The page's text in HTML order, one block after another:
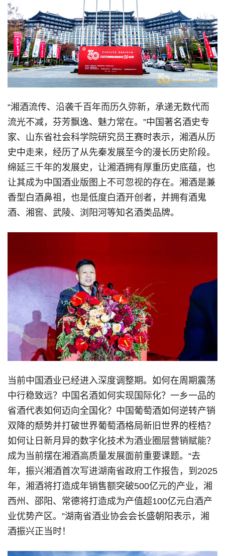
“湘酒流传、沿袭千百年而历久弥新，承递无数代而
流光不减，芬芳飘逸、魅力常在。”中国著名酒史专
家、山东省社会科学院研究员王赛时表示，湘酒从历
史中走来，经历了从先秦发展至今的漫长历史阶段。
绵延三千年的发展史，让湘酒拥有厚重历史底蕴，也
让其成为中国酒业版图上不可忽视的存在。湘酒是兼
香型白酒鼻祖，也是低度白酒开创者，并拥有酒鬼
酒、湘窖、武陵、浏阳河等知名酒类品牌。
当前中国酒业已经进入深度调整期。如何在周期震荡
中行稳致远？中国名酒如何实现国际化？一乡一品的
省酒代表如何迈向全国化？中国葡萄酒如何逆转产销
双降的颓势并打破世界葡萄酒格局新旧世界的桎梏？
如何让日新月异的数字化技术为酒业圈层营销赋能？
成为当前摆在湘酒高质量发展面前重要课题。“去
年，振兴湘酒首次写进湖南省政府工作报告，到2025
年，湘酒将打造成年销售额突破500亿元的产业，湘
西州、邵阳、常德将打造成为产值超100亿元白酒产
业优势产区。”湖南省酒业协会会长盛朝阳表示，湘
酒振兴正当时！